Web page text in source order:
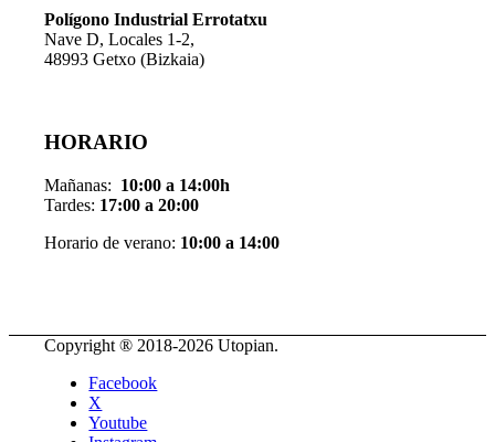
Polígono Industrial Errotatxu
Nave D, Locales 1-2,
48993 Getxo (Bizkaia)
HORARIO
Mañanas: 10:00 a 14:00h
Tardes: 17:00 a 20:00
Horario de verano: 10:00 a 14:00
Copyright ® 2018-2026 Utopian.
Facebook
X
Youtube